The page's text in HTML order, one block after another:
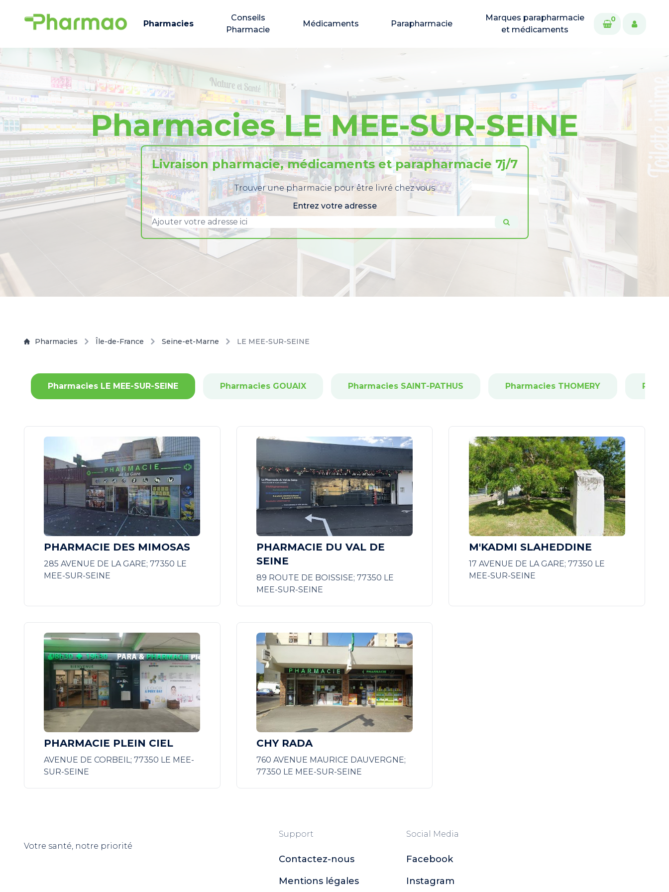
Pharmacies
Conseils
Pharmacie
Médicaments Parapharmacie
Marques parapharmacie
et médicaments
0
Pharmacies LE MEE-SUR-SEINE
Livraison pharmacie, médicaments et parapharmacie 7j/7
Trouver une pharmacie pour être livré chez vous
Entrez votre adresse
Pharmacies Île-de-France Seine-et-Marne LE MEE-SUR-SEINE
Pharmacies LE MEE-SUR-SEINE Pharmacies GOUAIX Pharmacies SAINT-PATHUS Pharmacies THOMERY
PHARMACIE DES MIMOSAS
285 AVENUE DE LA GARE; 77350 LE
MEE-SUR-SEINE
PHARMACIE DU VAL DE
SEINE
89 ROUTE DE BOISSISE; 77350 LE
MEE-SUR-SEINE
M'KADMI SLAHEDDINE
17 AVENUE DE LA GARE; 77350 LE
MEE-SUR-SEINE
PHARMACIE PLEIN CIEL
AVENUE DE CORBEIL; 77350 LE MEE-
SUR-SEINE
CHY RADA
760 AVENUE MAURICE DAUVERGNE;
77350 LE MEE-SUR-SEINE
Votre santé, notre priorité
Support
Contactez-nous
Mentions légales
Social Media
Facebook
Instagram